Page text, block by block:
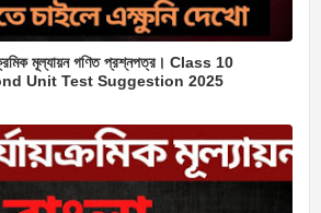
মূল্যায়ন গণিত প্রশ্নপত্র। Class 10
Unit Test Suggestion 2025